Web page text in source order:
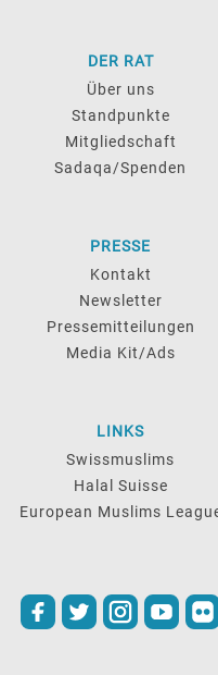
DER RAT
Über uns
Standpunkte
Mitgliedschaft
Sadaqa/Spenden
PRESSE
Kontakt
Newsletter
Pressemitteilungen
Media Kit/Ads
LINKS
Swissmuslims
Halal Suisse
European Muslims